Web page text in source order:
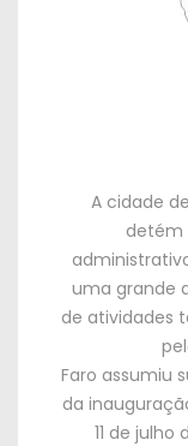
A cidade
detém
uma grande
de atividades
Faro assumiu
da
11 de julho